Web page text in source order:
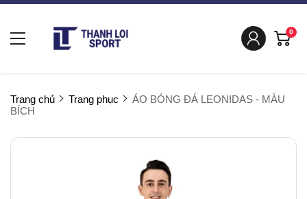
0
Trang chủ Trang phục
ÁO BÓNG ĐÁ LEONIDAS - MÀU
BÍCH